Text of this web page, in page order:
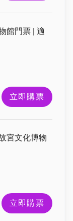
館門票 | 適
立即購票
宮文化博物
立即購票